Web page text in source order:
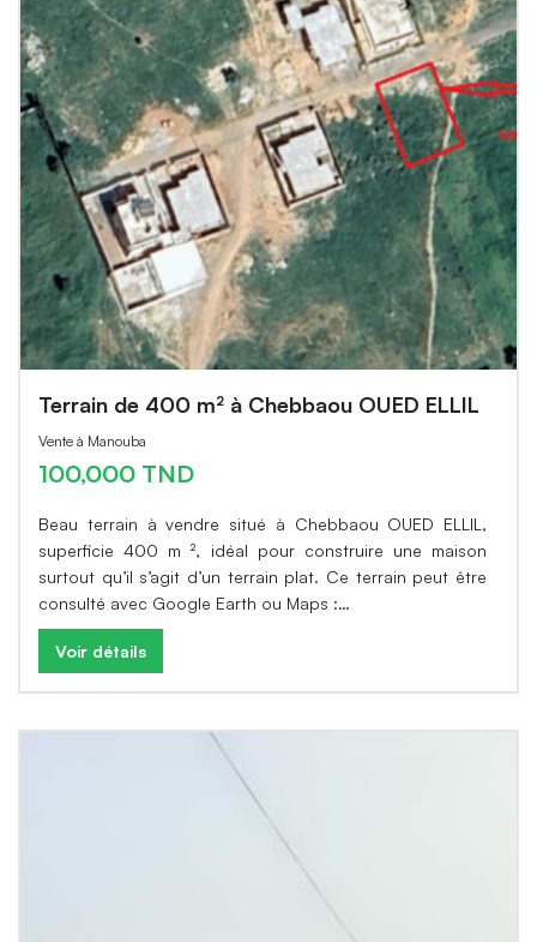
Terrain de 400 m² à Chebbaou OUED ELLIL
Vente à Manouba
100,000 TND
Beau terrain à vendre situé à Chebbaou OUED ELLIL,
superficie 400 m ², idéal pour construire une maison
surtout qu’il s’agit d’un terrain plat. Ce terrain peut être
consulté avec Google Earth ou Maps :…
Voir détails